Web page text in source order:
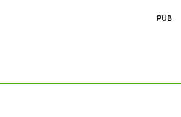
PUB